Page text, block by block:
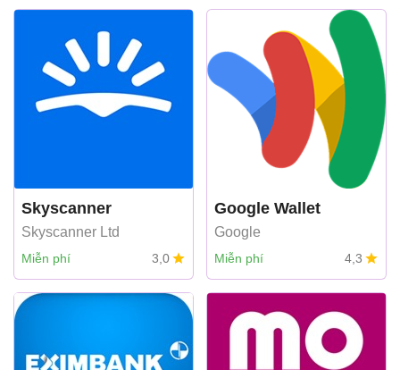
Skyscanner
Skyscanner Ltd
Miễn phí 3,0
Google Wallet
Google
Miễn phí 4,3